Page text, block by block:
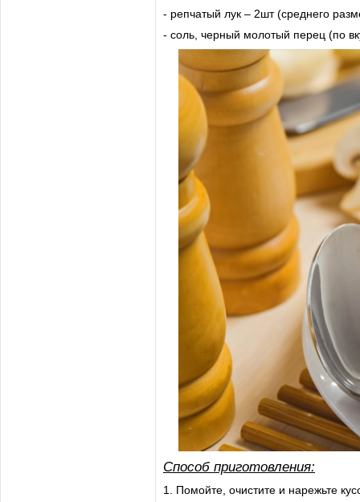
- репчатый лук – 2шт (среднего
- соль, черный молотый перец (по
Способ приготовления:
1. Помойте, очистите и нарежьте